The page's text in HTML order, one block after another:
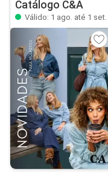
Catálogo C&A
Válido: 1 ago. até 1 set.